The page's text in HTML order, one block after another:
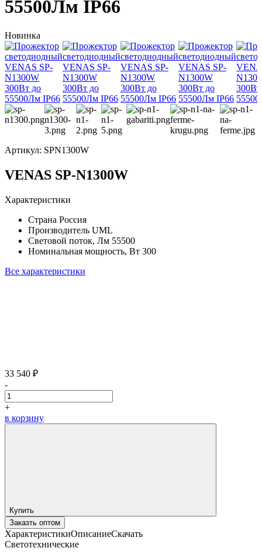
55500Лм IP66
Новинка
Артикул: SPN1300W
VENAS SP-N1300W
Характеристики
Страна Россия
Производитель UML
Световой поток, Лм 55500
Номинальная мощность, Вт 300
Все характеристики
33 540 ₽
-
+
в корзину
Купить
Заказть оптом
ХарактеристикиОписаниеСкачать
Светотехнические